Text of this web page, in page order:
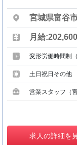
宮城県富谷
月給
変形労働時間制
土日祝日その他
営業スタッフ（
求人の詳細を